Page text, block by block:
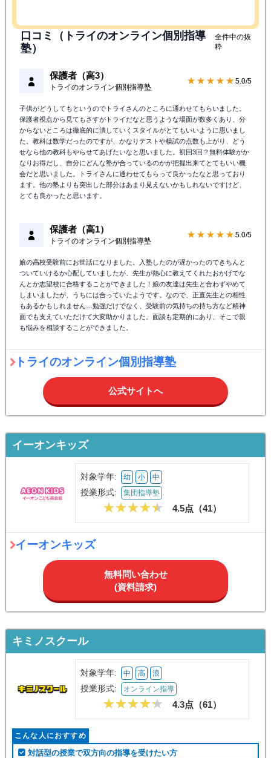
口コミ（トライのオンライン個別指導
塾）
全件中の抜
粋
保護者（高3）
トライのオンライン個別指導塾
★★★★★ 5.0/5
子供がどうしてもというのでトライさんのところに通わせてもらいました。
保護者視点から見てもさすがトライだなと思うような場面が数多くあり、分
からないところは徹底的に潰していくスタイルがとてもいいように思いまし
た。教科は数学だったのですが、かなりテストや模試の点数も上がり、どう
せなら他の教科もやらせてあげたいなと思いました。初回3回？無料体験がか
なりお得だし、自分にどんな塾が合っているのかが把握出来てとてもいい機
会だと思いました。トライさんに通わせてもらって良かったなと思っており
ます。他の塾よりも突出した部分はあまり見えないかもしれないですけど、
とても良かったと思います。
保護者（高1）
トライのオンライン個別指導塾
★★★★★ 5.0/5
娘の高校受験前にお世話になりました。入塾したのが遅かったのできちんと
ついていけるか心配していましたが、先生が熱心に教えてくれたおかげでな
んとか志望校に合格することができました！娘の友達は先生と合わずやめて
しまいましたが、うちには合っていたようです。なので、正直先生との相性
もあるかもしれません…勉強だけでなく、受験前の気持ちの持ち方など精神
面でも支えていただけて大変助かりました。面談も定期的にあり、そこで親
も悩みを相談することができました。
トライのオンライン個別指導塾
公式サイトへ
イーオンキッズ
対象学年: 幼 小 中
授業形式: 集団指導塾
4.5点（41）
イーオンキッズ
無料問い合わせ
(資料請求)
キミノスクール
対象学年: 中 高 浪
授業形式: オンライン指導
4.3点（61）
こんな人におすすめ
対話型の授業で双方向の指導を受けたい方